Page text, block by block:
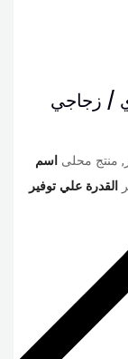
/ زجاجي
منتج محلى اسم
القدرة علي توفير